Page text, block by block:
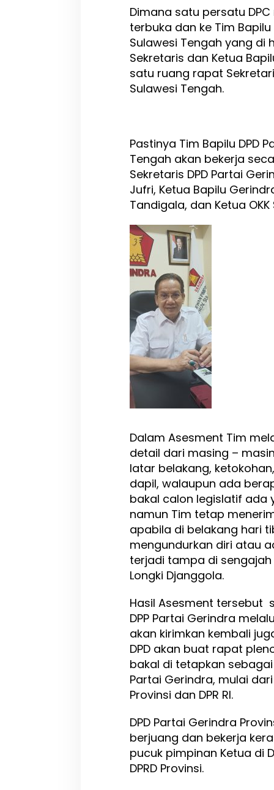
Dimana satu persatu
terbuka dan ke Tim Bapilu
Sulawesi Tengah yang di
Sekretaris dan Ketua
satu ruang rapat
Sulawesi Tengah.
Pastinya Tim Bapilu DPD
Tengah akan bekerja
Sekretaris DPD Partai
Jufri, Ketua Bapilu
Tandigala, dan Ketua
Dalam Asesment Tim
detail dari masing –
latar belakang,
dapil, walaupun ada
bakal calon legislatif ada
namun Tim tetap
apabila di belakang hari
mengundurkan diri atau
terjadi tampa di
Longki Djanggola.
Hasil Asesment tersebut
DPP Partai Gerindra
akan kirimkan kembali
DPD akan buat rapat
bakal di tetapkan
Partai Gerindra, mulai
Provinsi dan DPR RI.
DPD Partai Gerindra
berjuang dan bekerja
pucuk pimpinan Ketua di
DPRD Provinsi.